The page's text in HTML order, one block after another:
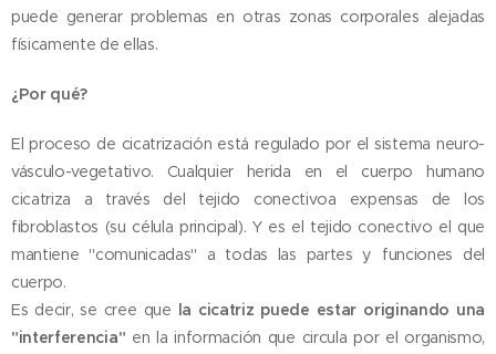
puede generar problemas en otras zonas corporales alejadas
físicamente de ellas.
¿Por qué?
El proceso de cicatrización está regulado por el sistema neuro-
vásculo-vegetativo. Cualquier herida en el cuerpo humano
cicatriza a través del tejido conectivoa expensas de los
fibroblastos (su célula principal). Y es el tejido conectivo el que
mantiene "comunicadas" a todas las partes y funciones del
cuerpo.
Es decir, se cree que la cicatriz puede estar originando una
"interferencia" en la información que circula por el organismo,